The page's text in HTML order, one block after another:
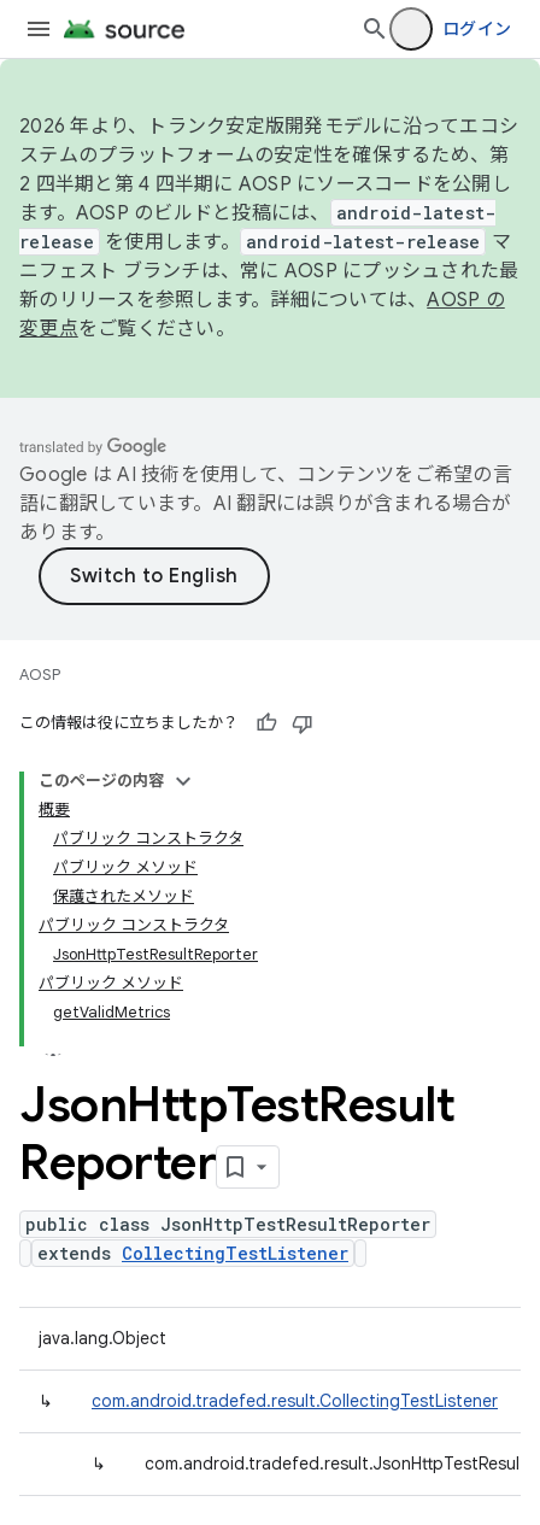
ログイン
2026 年より、トランク安定版開発モデルに沿ってエコシ
ステムのプラットフォームの安定性を確保するため、第
2 四半期と第 4 四半期に AOSP にソースコードを公開し
ます。AOSP のビルドと投稿には、
android-latest-
release
を使用します。 android-latest-release
マ
ニフェスト ブランチは、常に AOSP にプッシュされた最
新のリリースを参照します。詳細については、AOSP の
変更点をご覧ください。
Google は AI 技術を使用して、コンテンツをご希望の言
語に翻訳しています。AI 翻訳には誤りが含まれる場合が
あります。
AOSP
この情報は役に立ちましたか？
このページの内容
概要
パブリック コンストラクタ
パブリック メソッド
保護されたメソッド
パブリック コンストラクタ
JsonHttpTestResultReporter
パブリック メソッド
getValidMetrics
JsonHttpTestResult
Reporter
public class JsonHttpTestResultReporter
extends CollectingTestListener
java.lang.Object
↳ com.android.tradefed.result.CollectingTestListener
↳